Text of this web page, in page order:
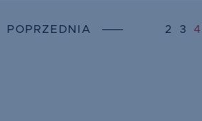
POPRZEDNIA 2 3 4